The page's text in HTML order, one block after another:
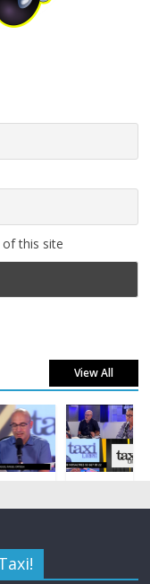
of this site
View All